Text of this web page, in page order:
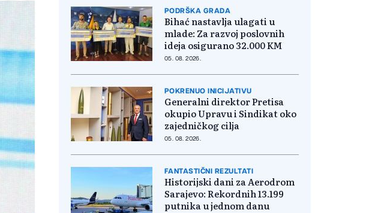
PODRŠKA GRADA
Bihać nastavlja ulagati u
mlade: Za razvoj poslovnih
ideja osigurano 32.000 KM
05. 08. 2026.
POKRENUO INICIJATIVU
Generalni direktor Pretisa
okupio Upravu i Sindikat oko
zajedničkog cilja
05. 08. 2026.
FANTASTIČNI REZULTATI
Historijski dani za Aerodrom
Sarajevo: Rekordnih 13.199
putnika u jednom danu